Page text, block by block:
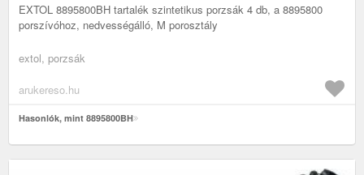
EXTOL 8895800BH tartalék szintetikus porzsák 4 db, a 8895800
porszívóhoz, nedvességálló, M porosztály
extol, porzsák
arukereso.hu
Hasonlók, mint 8895800BH